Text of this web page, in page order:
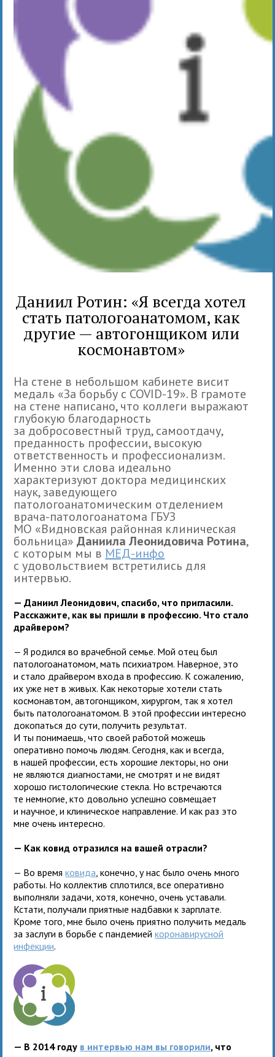
Даниил Ротин: «Я всегда хотел
стать патологоанатомом, как
другие — автогонщиком или
космонавтом»
На стене в небольшом кабинете висит
медаль «За борьбу с COVID-19». В грамоте
на стене написано, что коллеги выражают
глубокую благодарность
за добросовестный труд, самоотдачу,
преданность профессии, высокую
ответственность и профессионализм.
Именно эти слова идеально
характеризуют доктора медицинских
наук, заведующего
патологоанатомическим отделением
врача-патологоанатома ГБУЗ
МО «Видновская районная клиническая
больница»Даниила Леонидовича Ротина,
с которым мы в МЕД-инфо
с удовольствием встретились для
интервью.
— Даниил Леонидович, спасибо, что пригласили.
Расскажите, как вы пришли в профессию. Что стало
драйвером?
— Я родился во врачебной семье. Мой отец был
патологоанатомом, мать психиатром. Наверное, это
и стало драйвером входа в профессию. К сожалению,
их уже нет в живых. Как некоторые хотели стать
космонавтом, автогонщиком, хирургом, так я хотел
быть патологоанатомом. В этой профессии интересно
докопаться до сути, получить результат.
И ты понимаешь, что своей работой можешь
оперативно помочь людям. Сегодня, как и всегда,
в нашей профессии, есть хорошие лекторы, но они
не являются диагностами, не смотрят и не видят
хорошо гистологические стекла. Но встречаются
те немногие, кто довольно успешно совмещает
и научное, и клиническое направление. И как раз это
мне очень интересно.
— Как ковид отразился на вашей отрасли?
— Во времяковида , конечно, у нас было очень много
работы. Но коллектив сплотился, все оперативно
выполняли задачи, хотя, конечно, очень уставали.
Кстати, получали приятные надбавки к зарплате.
Кроме того, мне было очень приятно получить медаль
за заслуги в борьбе с пандемиейкоронавирусной
инфекции.
— В 2014 году в интервью нам вы говорили, что